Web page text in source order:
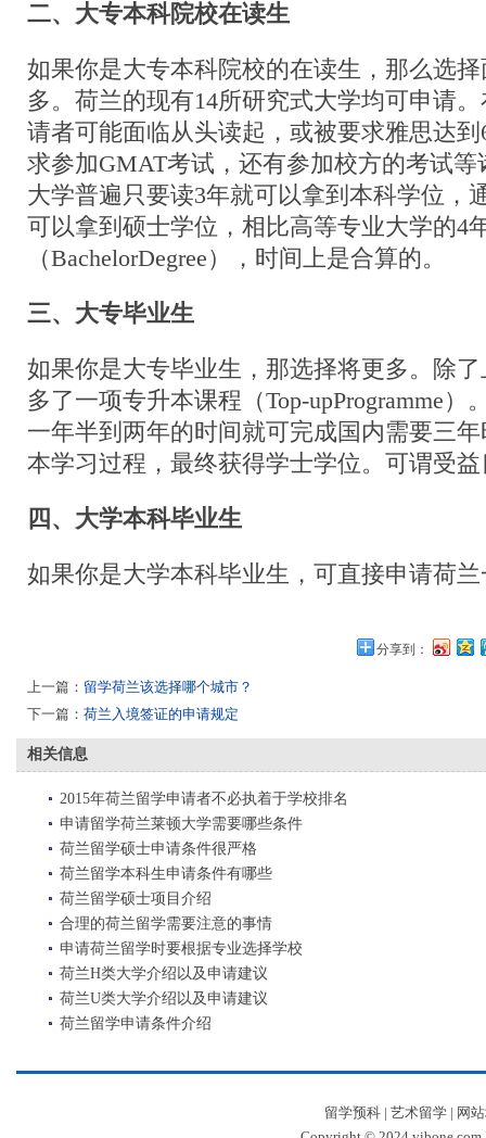
二、大专本科院校在读生
如果你是大专本科院校的在读生，那么选
多。荷兰的现有14所研究式大学均可申请
请者可能面临从头读起，或被要求雅思达
求参加GMAT考试，还有参加校方的考试
大学普遍只要读3年就可以拿到本科学位，
可以拿到硕士学位，相比高等专业大学的4
（BachelorDegree），时间上是合算的。
三、大专毕业生
如果你是大专毕业生，那选择将更多。除
多了一项专升本课程（Top-upProgramme）
一年半到两年的时间就可完成国内需要三
本学习过程，最终获得学士学位。可谓受
四、大学本科毕业生
如果你是大学本科毕业生，可直接申请荷
分享到：
上一篇： 留学荷兰该选择哪个城市？
下一篇： 荷兰入境签证的申请规定
相关信息
2015年荷兰留学申请者不必执着于学校排名
申请留学荷兰莱顿大学需要哪些条件
荷兰留学硕士申请条件很严格
荷兰留学本科生申请条件有哪些
荷兰留学硕士项目介绍
合理的荷兰留学需要注意的事情
申请荷兰留学时要根据专业选择学校
荷兰H类大学介绍以及申请建议
荷兰U类大学介绍以及申请建议
荷兰留学申请条件介绍
留学预科| 艺术留学| 网